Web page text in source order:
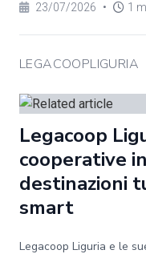
23/07/2026 • 1
LEGACOOPLIGURIA
Legacoop
cooperative
destinazioni
smart
Legacoop Liguria e le